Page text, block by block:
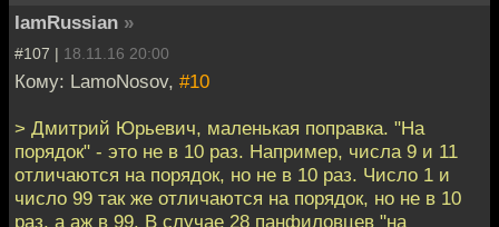
IamRussian »
#107 | 18.11.16 20:00
Кому: LamoNosov, #10
> Дмитрий Юрьевич, маленькая поправка. "На
порядок" - это не в 10 раз. Например, числа 9 и 11
отличаются на порядок, но не в 10 раз. Число 1 и
число 99 так же отличаются на порядок, но не в 10
раз, а аж в 99. В случае 28 панфиловцев "на